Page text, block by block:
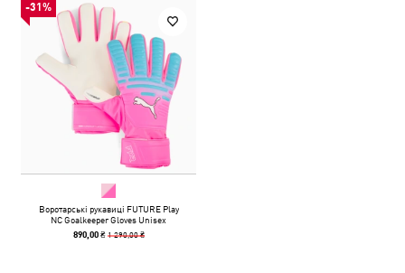
-31%
Воротарські рукавиці FUTURE Play
NC Goalkeeper Gloves Unisex
890,00 ₴ 1 290,00 ₴